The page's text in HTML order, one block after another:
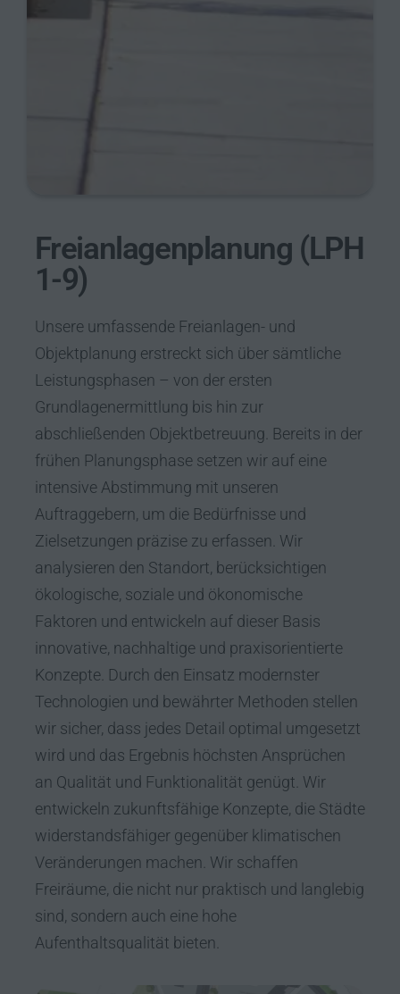
Freianlagenplanung (LPH
1-9)
Unsere umfassende Freianlagen- und
Objektplanung erstreckt sich über sämtliche
Leistungsphasen – von der ersten
Grundlagenermittlung bis hin zur
abschließenden Objektbetreuung. Bereits in der
frühen Planungsphase setzen wir auf eine
intensive Abstimmung mit unseren
Auftraggebern, um die Bedürfnisse und
Zielsetzungen präzise zu erfassen. Wir
analysieren den Standort, berücksichtigen
ökologische, soziale und ökonomische
Faktoren und entwickeln auf dieser Basis
innovative, nachhaltige und praxisorientierte
Konzepte. Durch den Einsatz modernster
Technologien und bewährter Methoden stellen
wir sicher, dass jedes Detail optimal umgesetzt
wird und das Ergebnis höchsten Ansprüchen
an Qualität und Funktionalität genügt. Wir
entwickeln zukunftsfähige Konzepte, die Städte
widerstandsfähiger gegenüber klimatischen
Veränderungen machen. Wir schaffen
Freiräume, die nicht nur praktisch und langlebig
sind, sondern auch eine hohe
Aufenthaltsqualität bieten.